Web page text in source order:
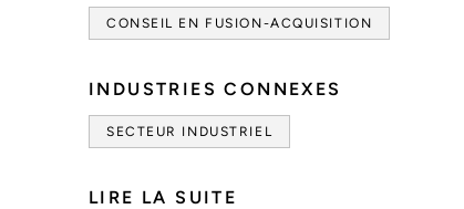
CONSEIL EN FUSION-ACQUISITION
INDUSTRIES CONNEXES
SECTEUR INDUSTRIEL
LIRE LA SUITE